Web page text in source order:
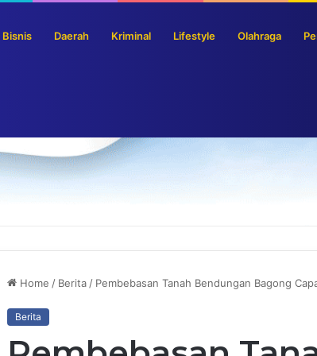
Bisnis Daerah Kriminal Lifestyle Olahraga
Hindarkan Ketergantungan Anak Pada Gadget
Home / Berita / Pembebasan Tanah Bendungan Bagong
Berita